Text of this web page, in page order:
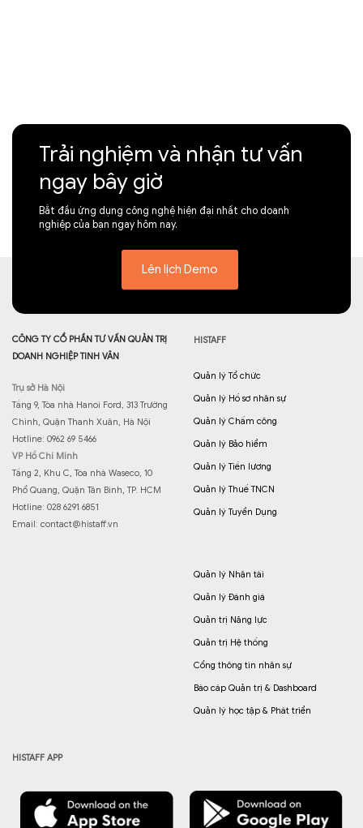
Trải nghiệm và nhận tư vấn
ngay bây giờ
Bắt đầu ứng dụng công nghệ hiện đại nhất cho doanh
nghiệp của bạn ngay hôm nay.
Lên lịch Demo
CÔNG TY CỔ PHẦN TƯ VẤN QUẢN TRỊ
DOANH NGHIỆP TINH VÂN
Trụ sở Hà Nội
Tầng 9, Tòa nhà Hanoi Ford, 313 Trường
Chinh, Quận Thanh Xuân, Hà Nội
Hotline: 0962 69 5466
VP Hồ Chí Minh
Tầng 2, Khu C, Tòa nhà Waseco, 10
Phổ Quang, Quận Tân Bình, TP. HCM
Hotline: 028 6291 6851
Email: contact@histaff.vn
HISTAFF
Quản lý Tổ chức
Quản lý Hồ sơ nhân sự
Quản lý Chấm công
Quản lý Bảo hiểm
Quản lý Tiền lương
Quản lý Thuế TNCN
Quản lý Tuyển Dụng
Quản lý Nhân tài
Quản lý Đánh giá
Quản trị Năng lực
Quản trị Hệ thống
Cổng thông tin nhân sự
Báo cáp Quản trị & Dashboard
Quản lý học tập & Phát triển
HISTAFF APP